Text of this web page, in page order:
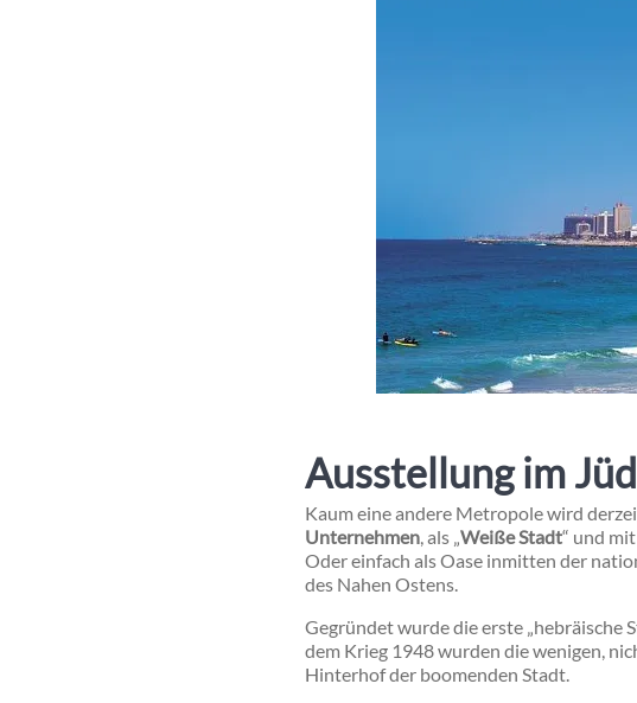
Ausstellung im
Kaum eine andere Metropole wird
Unternehmen, als „Weiße Stadt“ und
Oder einfach als Oase inmitten der
des Nahen Ostens.
Gegründet wurde die erste „hebräische
dem Krieg 1948 wurden die wenigen,
Hinterhof der boomenden Stadt.